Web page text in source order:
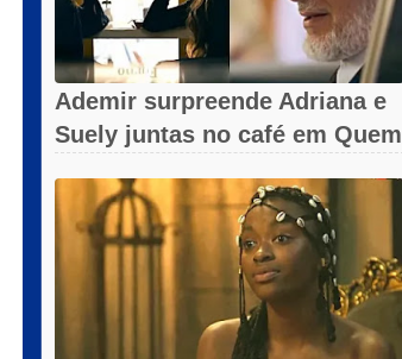
Ademir surpreende Adriana e
Suely juntas no café em Quem